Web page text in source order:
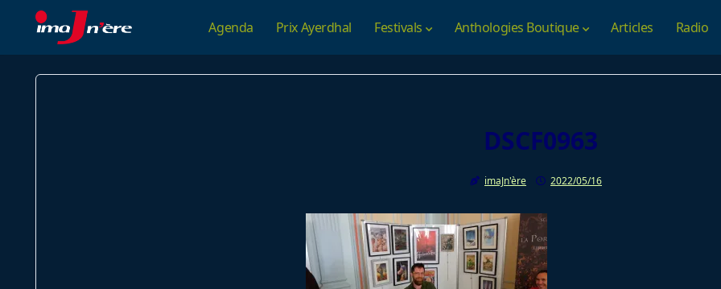
Agenda Prix Ayerdhal Festivals Anthologies Boutique Articles Radio
DSCF0963
imaJn'ère 2022/05/16